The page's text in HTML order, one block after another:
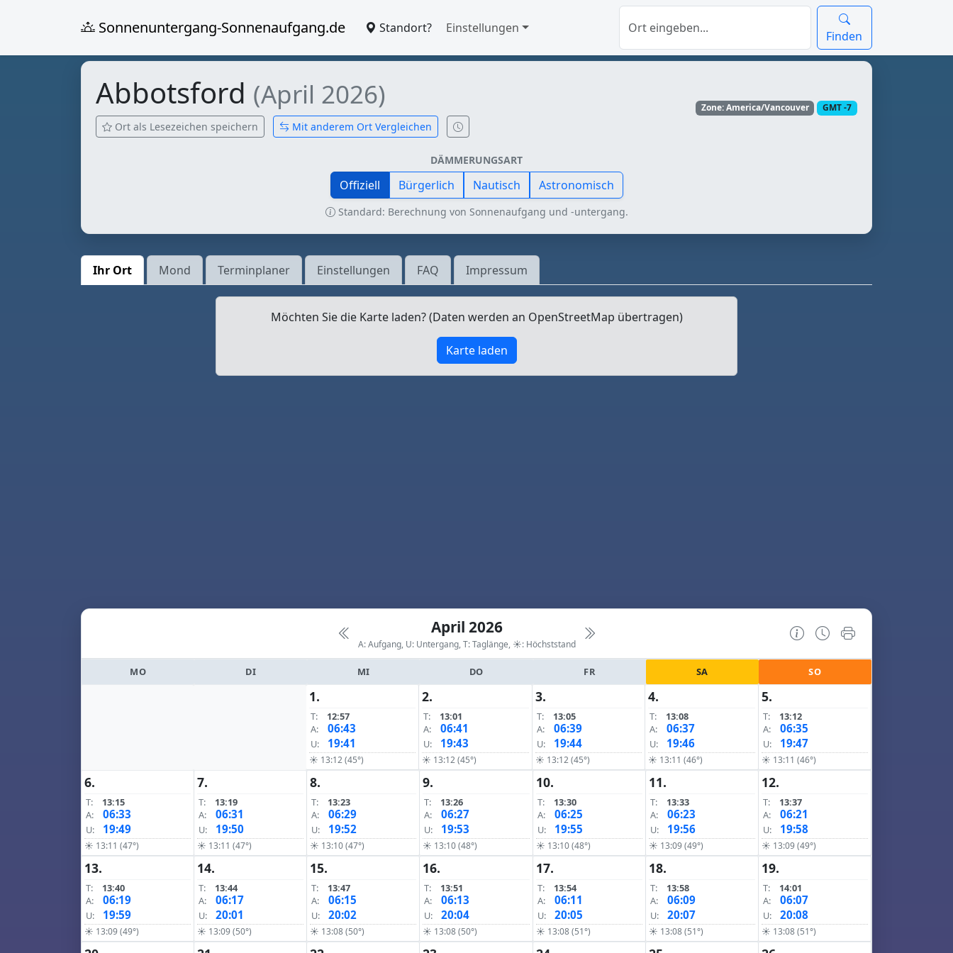
Sonnenuntergang-Sonnenaufgang.de Standort? Einstellungen
Finden
Abbotsford (April 2026)
Ort als Lesezeichen speichern Mit anderem Ort Vergleichen
Zone: America/Vancouver GMT -7
DÄMMERUNGSART
Offiziell Bürgerlich Nautisch Astronomisch
Standard: Berechnung von Sonnenaufgang und -untergang.
Ihr Ort Mond Terminplaner Einstellungen FAQ Impressum
Möchten Sie die Karte laden? (Daten werden an OpenStreetMap übertragen)
Karte laden
April 2026
A: Aufgang, U: Untergang, T: Taglänge, ☀: Höchststand
MO DI MI DO FR SA SO
1.
T:
12:57
A:
06:43
U: 19:41
☀ 13:12 (45°)
2.
T:
13:01
A:
06:41
U: 19:43
☀ 13:12 (45°)
3.
T:
13:05
A:
06:39
U: 19:44
☀ 13:12 (45°)
4.
T:
13:08
A:
06:37
U: 19:46
☀ 13:11 (46°)
5.
T:
13:12
A:
06:35
U: 19:47
☀ 13:11 (46°)
6.
T:
13:15
A:
06:33
U: 19:49
☀ 13:11 (47°)
7.
T:
13:19
A:
06:31
U: 19:50
☀ 13:11 (47°)
8.
T:
13:23
A:
06:29
U: 19:52
☀ 13:10 (47°)
9.
T:
13:26
A:
06:27
U: 19:53
☀ 13:10 (48°)
10.
T:
13:30
A:
06:25
U: 19:55
☀ 13:10 (48°)
11.
T:
13:33
A:
06:23
U: 19:56
☀ 13:09 (49°)
12.
T:
13:37
A:
06:21
U: 19:58
☀ 13:09 (49°)
13.
T:
13:40
A:
06:19
U: 19:59
☀ 13:09 (49°)
14.
T:
13:44
A:
06:17
U: 20:01
☀ 13:09 (50°)
15.
T:
13:47
A:
06:15
U: 20:02
☀ 13:08 (50°)
16.
T:
13:51
A:
06:13
U: 20:04
☀ 13:08 (50°)
17.
T:
13:54
A:
06:11
U: 20:05
☀ 13:08 (51°)
18.
T:
13:58
A:
06:09
U: 20:07
☀ 13:08 (51°)
19.
T:
14:01
A:
06:07
U: 20:08
☀ 13:08 (51°)